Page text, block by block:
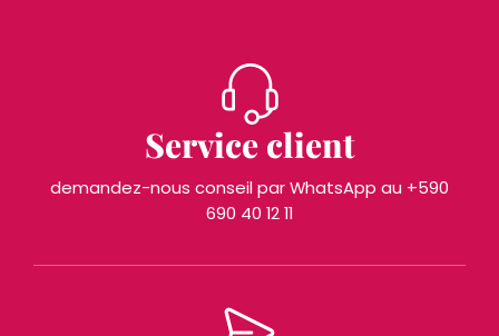
Service client
demandez-nous conseil par WhatsApp au +590
690 40 12 11